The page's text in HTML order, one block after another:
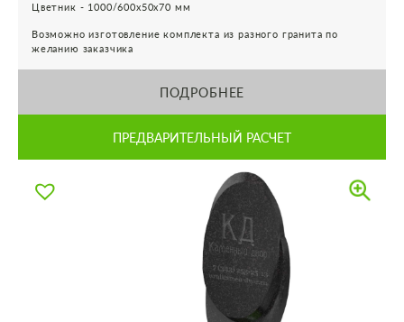
Цветник - 1000/600х50х70 мм
Возможно изготовление комплекта из разного гранита по
желанию заказчика
ПОДРОБНЕЕ
ПРЕДВАРИТЕЛЬНЫЙ РАСЧЕТ